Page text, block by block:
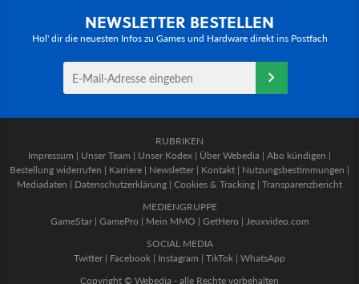
NEWSLETTER BESTELLEN
Hol' dir die neuesten Infos zu Games und Hardware direkt ins Postfach
RUBRIKEN
Impressum | Unser Team | Unser Kodex | Über Webedia | Abo kündigen |
Bestellung widerrufen | Karriere | Newsletter | Kontakt | Nutzungsbestimmungen |
Mediadaten | Datenschutzerklärung | Cookies & Tracking | Transparenzbericht
MEDIENGRUPPE
GameStar| GamePro | Mein MMO | GetHero | Jeuxvideo.com
SOCIAL MEDIA
Twitter | Facebook | Instagram | TikTok | WhatsApp
Copyright © Webedia - alle Rechte vorbehalten